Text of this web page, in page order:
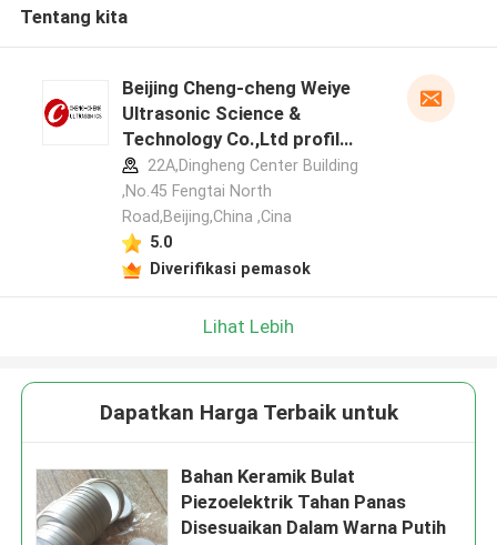
Tentang kita
Beijing Cheng-cheng Weiye
Ultrasonic Science &
Technology Co.,Ltd profil
pabrikan
22A,Dingheng Center Building
,No.45 Fengtai North
Road,Beijing,China ,Cina
5.0
Diverifikasi pemasok
Lihat Lebih
Dapatkan Harga Terbaik untuk
Bahan Keramik Bulat
Piezoelektrik Tahan Panas
Disesuaikan Dalam Warna Putih